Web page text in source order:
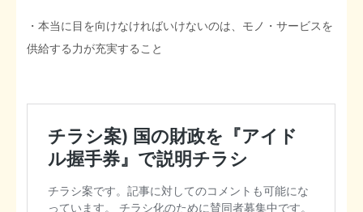
・本当に目を向けなければいけないのは、モノ・サービスを
供給する力が充実すること